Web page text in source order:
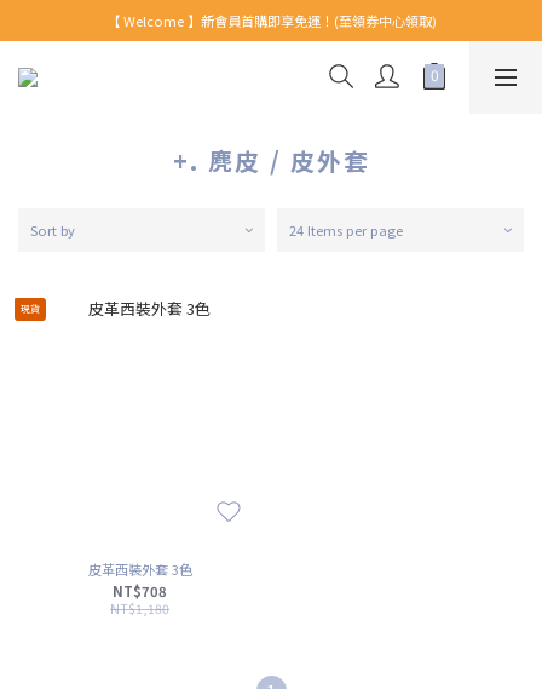
【 Welcome 】新會員首購即享免運！(至領券中心領取)
【 Welcome 】新會員首購即享免運！(至領券中心領取)
全館消費滿999免運！
+. 麂皮 / 皮外套
Sort by 24 Items per page
現貨
皮革西裝外套 3色
NT$708
NT$1,180